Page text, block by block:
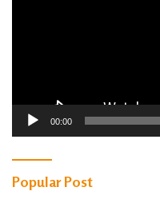
00:00
Popular Post